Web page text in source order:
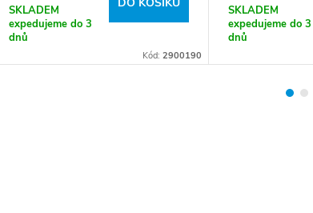
SKLADEM
expedujeme do 3
dnů
Kód: 2900190
SKLADEM
expedujeme do 3
dnů